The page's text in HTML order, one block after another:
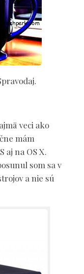
veci ako
mám
aj na OS X.
som sa v
a nie sú